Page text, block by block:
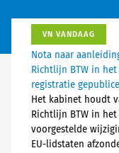
VN VANDAAG
Nota naar
Richtlijn BTW in
registratie
Het kabinet houdt
Richtlijn BTW in
voorgestelde
EU-lidstaten